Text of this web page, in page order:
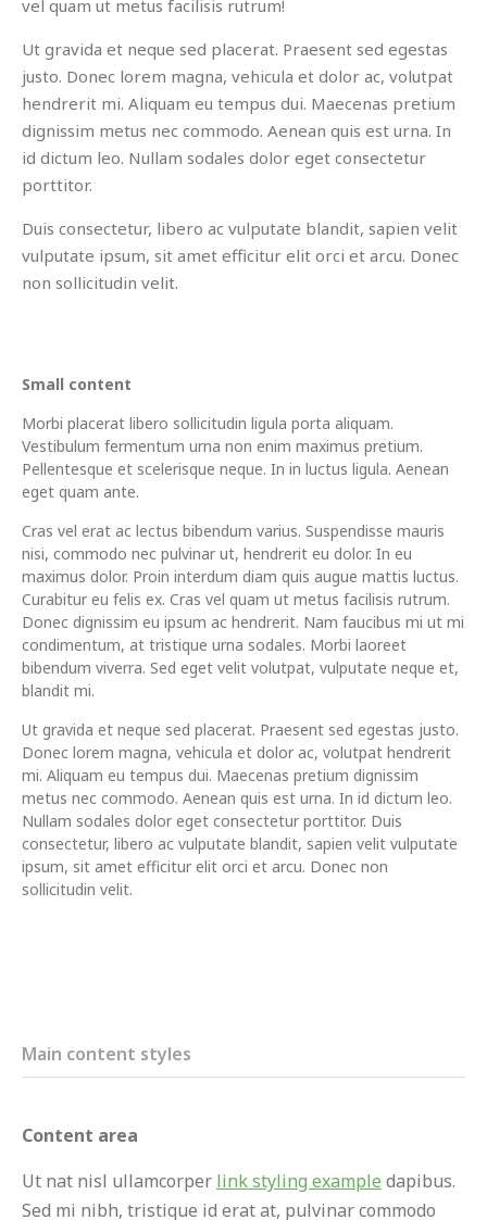
vel quam ut metus facilisis rutrum!
Ut gravida et neque sed placerat. Praesent sed egestas
justo. Donec lorem magna, vehicula et dolor ac, volutpat
hendrerit mi. Aliquam eu tempus dui. Maecenas pretium
dignissim metus nec commodo. Aenean quis est urna. In
id dictum leo. Nullam sodales dolor eget consectetur
porttitor.
Duis consectetur, libero ac vulputate blandit, sapien velit
vulputate ipsum, sit amet efficitur elit orci et arcu. Donec
non sollicitudin velit.
Small content
Morbi placerat libero sollicitudin ligula porta aliquam.
Vestibulum fermentum urna non enim maximus pretium.
Pellentesque et scelerisque neque. In in luctus ligula. Aenean
eget quam ante.
Cras vel erat ac lectus bibendum varius. Suspendisse mauris
nisi, commodo nec pulvinar ut, hendrerit eu dolor. In eu
maximus dolor. Proin interdum diam quis augue mattis luctus.
Curabitur eu felis ex. Cras vel quam ut metus facilisis rutrum.
Donec dignissim eu ipsum ac hendrerit. Nam faucibus mi ut mi
condimentum, at tristique urna sodales. Morbi laoreet
bibendum viverra. Sed eget velit volutpat, vulputate neque et,
blandit mi.
Ut gravida et neque sed placerat. Praesent sed egestas justo.
Donec lorem magna, vehicula et dolor ac, volutpat hendrerit
mi. Aliquam eu tempus dui. Maecenas pretium dignissim
metus nec commodo. Aenean quis est urna. In id dictum leo.
Nullam sodales dolor eget consectetur porttitor. Duis
consectetur, libero ac vulputate blandit, sapien velit vulputate
ipsum, sit amet efficitur elit orci et arcu. Donec non
sollicitudin velit.
Main content styles
Content area
Ut nat nisl ullamcorper link styling example dapibus.
Sed mi nibh, tristique id erat at, pulvinar commodo